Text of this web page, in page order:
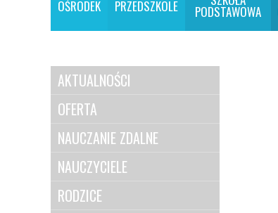
OŚRODEK PRZEDSZKOLE PODSTAWOWA
AKTUALNOŚCI
OFERTA
NAUCZANIE ZDALNE
NAUCZYCIELE
RODZICE